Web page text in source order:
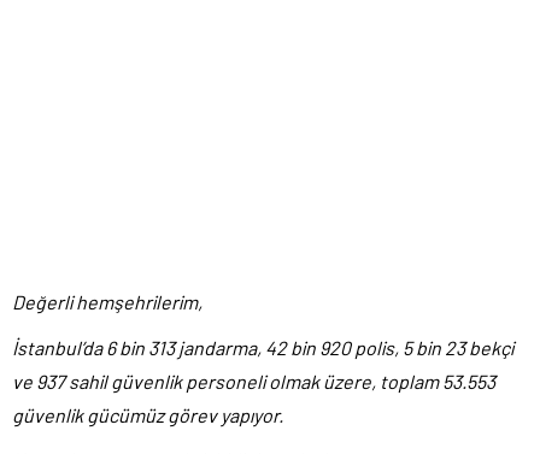
Değerli hemşehrilerim,
İstanbul’da 6 bin 313 jandarma, 42 bin 920 polis, 5 bin 23 bekçi
ve 937 sahil güvenlik personeli olmak üzere, toplam 53.553
güvenlik gücümüz görev yapıyor.